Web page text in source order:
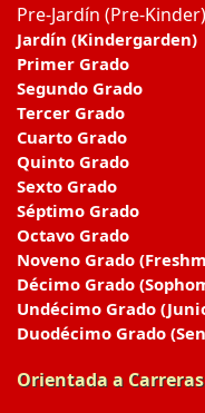
Pre-Jardín (Pre-Kinder)
Jardín (Kindergarden)
Primer Grado
Segundo Grado
Tercer Grado
Cuarto Grado
Quinto Grado
Sexto Grado
Séptimo Grado
Octavo Grado
Noveno Grado
Décimo Grado
Undécimo Grado
Duodécimo Grado
Orientada a